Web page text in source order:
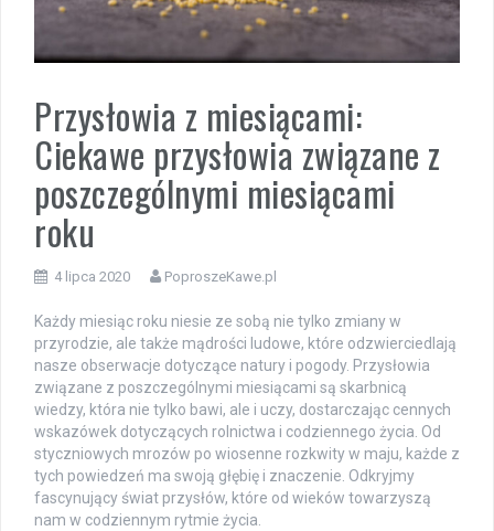
Przysłowia z miesiącami:
Ciekawe przysłowia związane z
poszczególnymi miesiącami
roku
4 lipca 2020 PoproszeKawe.pl
Każdy miesiąc roku niesie ze sobą nie tylko zmiany w
przyrodzie, ale także mądrości ludowe, które odzwierciedlają
nasze obserwacje dotyczące natury i pogody. Przysłowia
związane z poszczególnymi miesiącami są skarbnicą
wiedzy, która nie tylko bawi, ale i uczy, dostarczając cennych
wskazówek dotyczących rolnictwa i codziennego życia. Od
styczniowych mrozów po wiosenne rozkwity w maju, każde z
tych powiedzeń ma swoją głębię i znaczenie. Odkryjmy
fascynujący świat przysłów, które od wieków towarzyszą
nam w codziennym rytmie życia.